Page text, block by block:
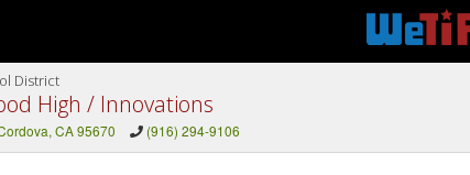
District
High / Innovations
CA 95670 (916) 294-9106